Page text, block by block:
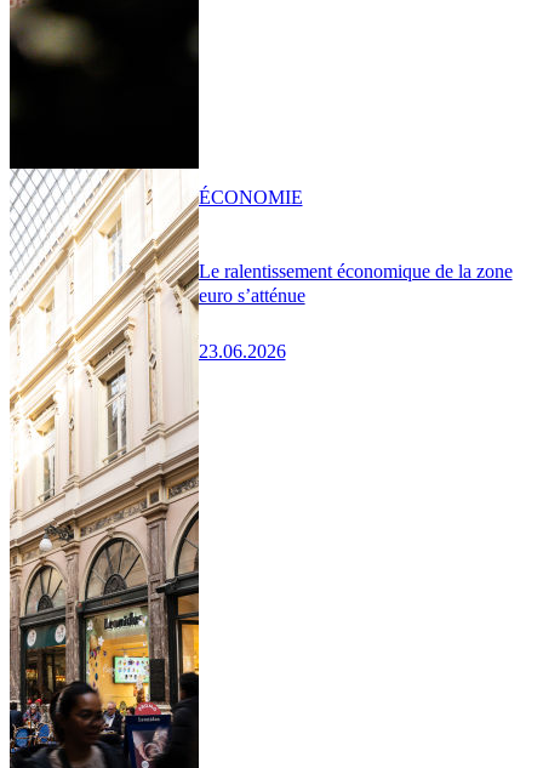
Le ralentissement économique de la zone
euro s’atténue
23.06.2026
ÉCONOMIE